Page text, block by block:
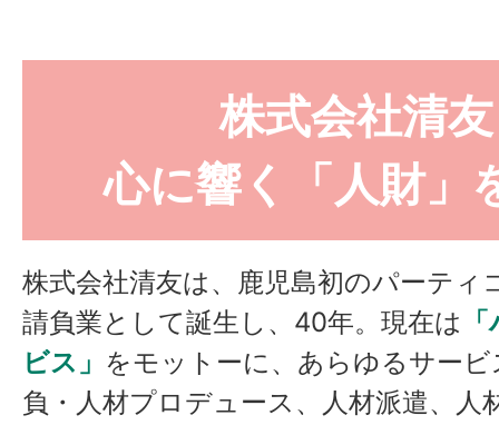
株式会社清友
心に響く「人財」
株式会社清友は、鹿児島初のパーティ
請負業として誕生し、40年。現在は
ビス」 をモットーに、あらゆるサー
負・人材プロデュース、人材派遣、人